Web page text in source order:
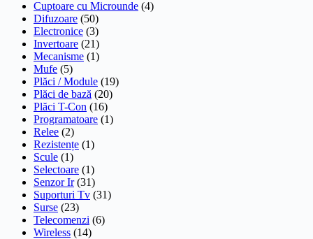
Cuptoare cu Microunde (4)
Difuzoare (50)
Electronice (3)
Invertoare (21)
Mecanisme (1)
Mufe (5)
Plăci / Module (19)
Plăci de bază (20)
Plăci T-Con (16)
Programatoare (1)
Relee (2)
Rezistențe (1)
Scule (1)
Selectoare (1)
Senzor Ir (31)
Suporturi Tv (31)
Surse (23)
Telecomenzi (6)
Wireless (14)